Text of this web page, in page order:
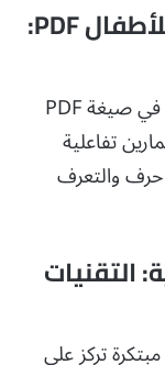
كتاب تعليم الحروف العربية للأطفال PDF:
توفر مذكرة تعليم الحروف العربية للأطفال في صيغة PDF
تفاعلية
والتعرف
التقنيات
تركز على